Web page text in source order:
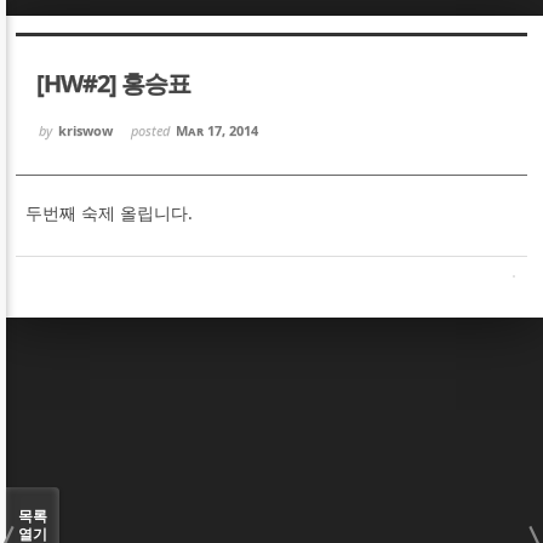
[HW#2] 홍승표
by kriswow posted Mar 17, 2014
두번째 숙제 올립니다.
목록
열기
Sketchbook5, 스케치북5
Sketchbook5, 스케치북5
Sketchbook5, 스케치북5
Sketchbook5, 스케치북5